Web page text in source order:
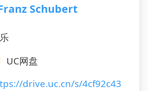
Schubert
UC网盘
drive.uc.cn/s/4cf92c43